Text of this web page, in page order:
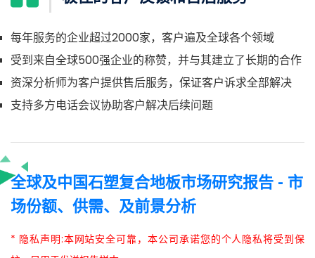
每年服务的企业超过2000家，客户遍及全球各个领域
受到来自全球500强企业的称赞，并与其建立了长期的合作
资深分析师为客户提供售后服务，保证客户诉求全部解决
支持多方电话会议协助客户解决后续问题
全球及中国石塑复合地板市场研究报告 - 市
场份额、供需、及前景分析
* 隐私声明:本网站安全可靠，本公司承诺您的个人隐私将受到保